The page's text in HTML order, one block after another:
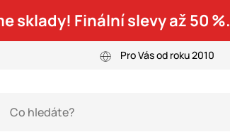
sklady! Finální slevy až 50 %.
Pro Vás od roku 2010